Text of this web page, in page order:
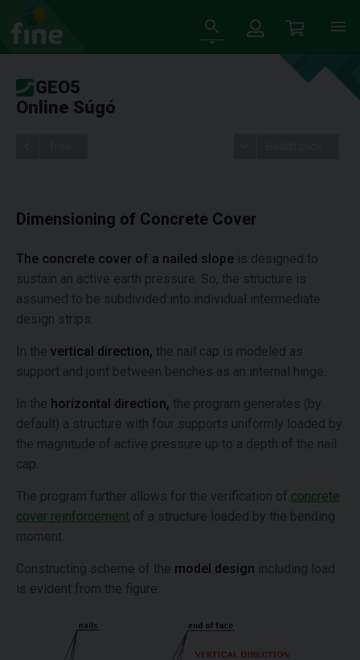
GEO5
Online Súgó
Dimensioning of Concrete Cover
The concrete cover of a nailed slope is designed to
sustain an active earth pressure. So, the structure is
assumed to be subdivided into individual intermediate
design strips.
In the vertical direction, the nail cap is modeled as
support and joint between benches as an internal hinge.
In the horizontal direction, the program generates (by
default) a structure with four supports uniformly loaded by
the magnitude of active pressure up to a depth of the nail
cap.
The program further allows for the verification of concrete
cover reinforcement of a structure loaded by the bending
moment.
Constructing scheme of the model design including load
is evident from the figure: